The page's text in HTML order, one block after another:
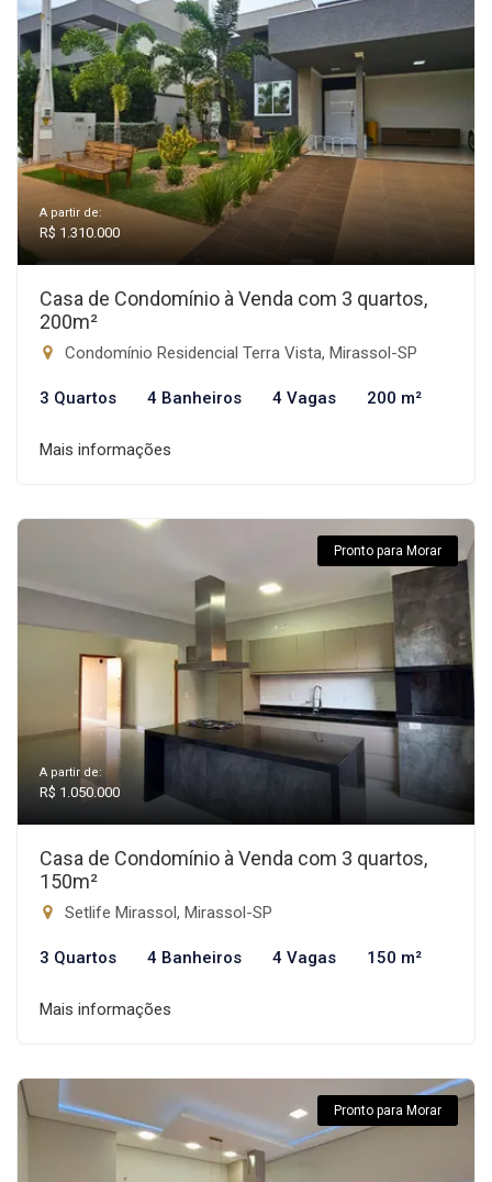
A partir de:
R$ 1.310.000
Casa de Condomínio à Venda com 3 quartos,
200m²
Condomínio Residencial Terra Vista, Mirassol-SP
3 Quartos 4 Banheiros 4 Vagas 200 m²
Mais informações
Pronto para Morar
A partir de:
R$ 1.050.000
Casa de Condomínio à Venda com 3 quartos,
150m²
Setlife Mirassol, Mirassol-SP
3 Quartos 4 Banheiros 4 Vagas 150 m²
Mais informações
Pronto para Morar